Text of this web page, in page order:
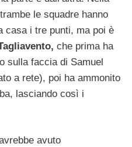
le squadre hanno
casa i tre punti, ma poi è
che prima ha
sulla faccia di Samuel
a rete), poi ha ammonito
lasciando così i
avuto